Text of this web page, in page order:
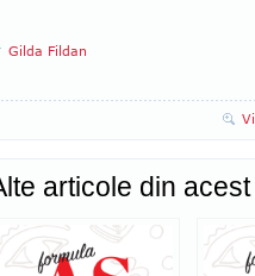
Gilda Fildan
articole din